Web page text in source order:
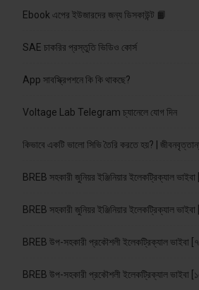
Ebook এপের ইউজারদের জন্য ডিসকাউন্ট 📙
SAE চাকরির প্রস্তুতি ভিডিও কোর্স
App সাবস্ক্রিপশনে কি কি থাকছে?
Voltage Lab Telegram চ্যানেলে যোগ দিন
কিভাবে একটি ভালো সিভি তৈরি করতে হয়? |
BREB সহকারী জুনিয়র ইঞ্জিনিয়ার ইলেকট্রিক্যাল
BREB সহকারী জুনিয়র ইঞ্জিনিয়ার ইলেকট্রিক্যাল
BREB উপ-সহকারী প্রকৌশলী ইলেকট্রিক্যাল ভাইবা [৭
BREB উপ-সহকারী প্রকৌশলী ইলেকট্রিক্যাল ভাইবা